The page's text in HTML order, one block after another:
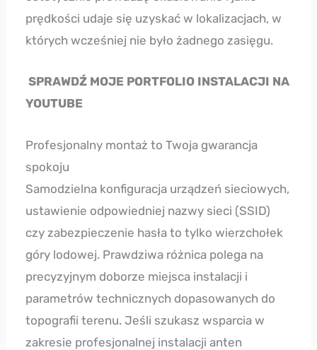
prędkości udaje się uzyskać w lokalizacjach, w
których wcześniej nie było żadnego zasięgu.
SPRAWDŹ MOJE PORTFOLIO INSTALACJI NA
YOUTUBE
Profesjonalny montaż to Twoja gwarancja
spokoju
Samodzielna konfiguracja urządzeń sieciowych,
ustawienie odpowiedniej nazwy sieci (SSID)
czy zabezpieczenie hasła to tylko wierzchołek
góry lodowej. Prawdziwa różnica polega na
precyzyjnym doborze miejsca instalacji i
parametrów technicznych dopasowanych do
topografii terenu. Jeśli szukasz wsparcia w
zakresie profesjonalnej instalacji anten